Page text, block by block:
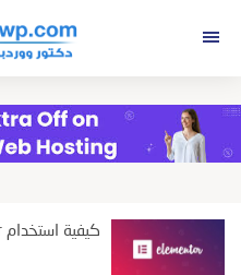
كيفية استخدام Elementor:للمبتدئين الجزء 1